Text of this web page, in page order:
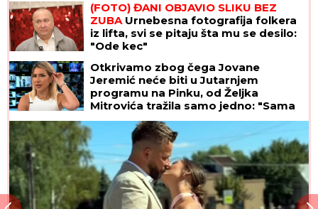
(FOTO) ĐANI OBJAVIO SLIKU BEZ
ZUBAUrnebesna fotografija folkera
iz lifta, svi se pitaju šta mu se desilo:
"Ode kec"
Otkrivamo zbog čega Jovane
Jeremić neće biti u Jutarnjem
programu na Pinku, od Željka
Mitrovića tražila samo jedno: "Sama
je tako htela"